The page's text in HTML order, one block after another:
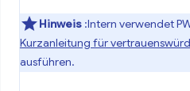
Hinweis :Intern verwendet
Kurzanleitung für
ausführen.